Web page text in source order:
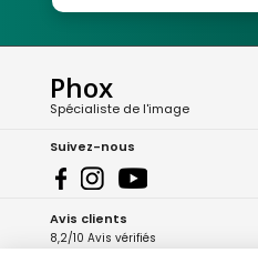
Phox
Spécialiste de l'image
Suivez-nous
Avis clients
8,2/10 Avis vérifiés